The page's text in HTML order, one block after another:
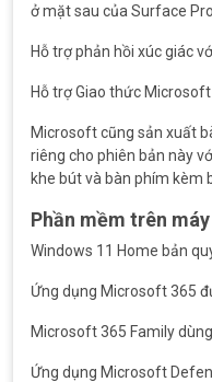
ở mặt sau của Surface Pro
Hỗ trợ phản hồi xúc giác
Hỗ trợ Giao thức Microsoft
Microsoft cũng sản xuất
riêng cho phiên bản này
khe bút và bàn phím kèm
Phần mềm trên
Windows 11 Home bản
Ứng dụng Microsoft 365
Microsoft 365 Family
Ứng dụng Microsoft